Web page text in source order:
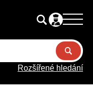
Rozšířené hledání